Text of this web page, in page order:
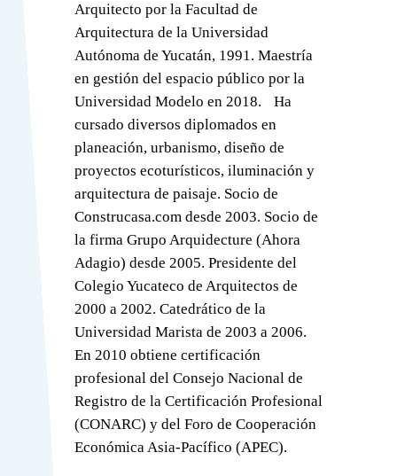
Arquitecto por la Facultad de
Arquitectura de la Universidad
Autónoma de Yucatán, 1991. Maestría
en gestión del espacio público por la
Universidad Modelo en 2018. Ha
cursado diversos diplomados en
planeación, urbanismo, diseño de
proyectos ecoturísticos, iluminación y
arquitectura de paisaje. Socio de
Construcasa.com desde 2003. Socio de
la firma Grupo Arquidecture (Ahora
Adagio) desde 2005. Presidente del
Colegio Yucateco de Arquitectos de
2000 a 2002. Catedrático de la
Universidad Marista de 2003 a 2006.
En 2010 obtiene certificación
profesional del Consejo Nacional de
Registro de la Certificación Profesional
(CONARC) y del Foro de Cooperación
Económica Asia-Pacífico (APEC).